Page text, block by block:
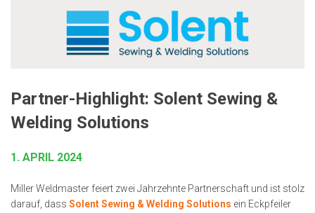
Partner-Highlight: Solent Sewing &
Welding Solutions
1. APRIL 2024
Miller Weldmaster feiert zwei Jahrzehnte Partnerschaft und ist stolz
darauf, dass Solent Sewing & Welding Solutions ein Eckpfeiler